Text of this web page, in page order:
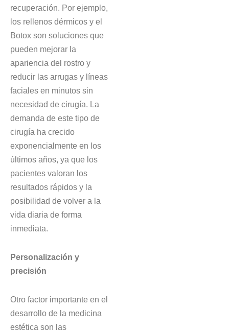
recuperación. Por ejemplo,
los rellenos dérmicos y el
Botox son soluciones que
pueden mejorar la
apariencia del rostro y
reducir las arrugas y líneas
faciales en minutos sin
necesidad de cirugía. La
demanda de este tipo de
cirugía ha crecido
exponencialmente en los
últimos años, ya que los
pacientes valoran los
resultados rápidos y la
posibilidad de volver a la
vida diaria de forma
inmediata.
Personalización y
precisión
Otro factor importante en el
desarrollo de la medicina
estética son las